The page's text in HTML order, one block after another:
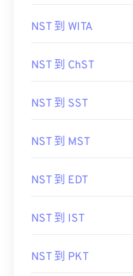
NST 到 WITA
NST 到 ChST
NST 到 SST
NST 到 MST
NST 到 EDT
NST 到 IST
NST 到 PKT